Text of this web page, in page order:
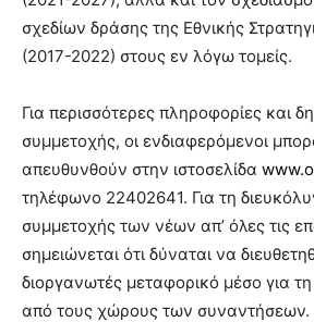
σχεδίων δράσης της Εθνικής
(2017-2022) στους εν λόγω τομείς.
Για περισσότερες πληροφορίες και
συμμετοχής, οι ενδιαφερόμενοι
απευθυνθούν στην ιστοσελίδα
τηλέφωνο 22402641. Για τη
συμμετοχής των νέων απ’ όλες τις
σημειώνεται ότι δύναται να
διοργανωτές μεταφορικό μέσο για
από τους χώρους των συναντήσεων.